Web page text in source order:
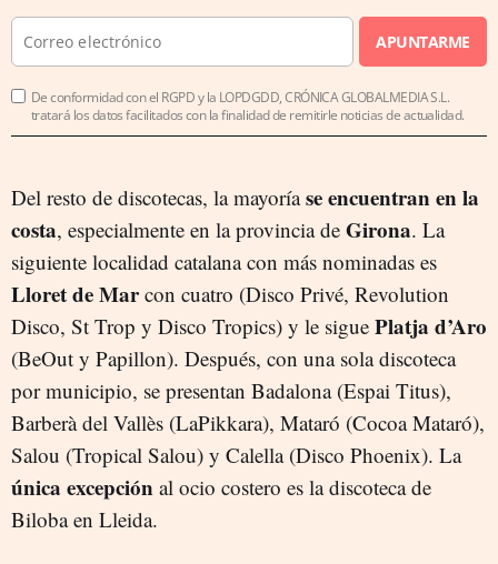
APUNTARME
De conformidad con el RGPD y la LOPDGDD, CRÓNICA GLOBALMEDIA S.L.
tratará los datos facilitados con la finalidad de remitirle noticias de actualidad.
Del resto de discotecas, la mayoríase encuentran en la
costa, especialmente en la provincia de Girona. La
siguiente localidad catalana con más nominadas es
Lloret de Marcon cuatro (Disco Privé, Revolution
Disco, St Trop y Disco Tropics) y le sigue Platja d’Aro
(BeOut y Papillon). Después, con una sola discoteca
por municipio, se presentan Badalona (Espai Titus),
Barberà del Vallès (LaPikkara), Mataró (Cocoa Mataró),
Salou (Tropical Salou) y Calella (Disco Phoenix). La
única excepción al ocio costero es la discoteca de
Biloba en Lleida.